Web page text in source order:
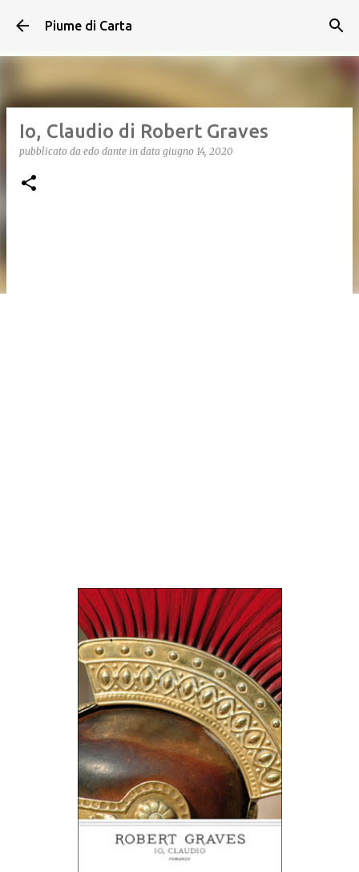
Passa ai contenuti principali
Piume di Carta
Io, Claudio di Robert Graves
pubblicato da edo dante in data giugno 14, 2020